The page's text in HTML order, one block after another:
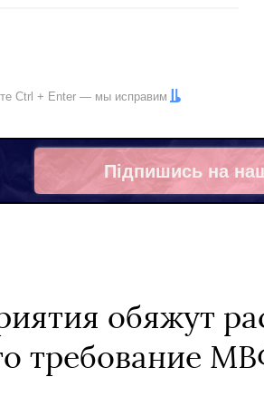
Ctrl + Enter — мы исправим
Підпишись на
Facebook
обяжут
требование